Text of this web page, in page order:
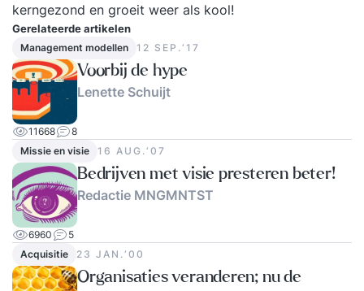
sturen met OKR’s Klaar voor verandering – Leer
de zes essentiële randvoorwaarden die nodig zijn
voor succesvolle verandering Leiderschap tijdens
verandering – Inzicht in het type leiderschap dat
nodig is tijdens veranderingsproces
kerngezond en groeit weer als kool!
Gerelateerde artikelen
Management modellen 12 SEP.‘17
Voorbij de hype
Lenette Schuijt
11668
8
Missie en visie
16 AUG.‘07
Bedrijven met visie presteren beter!
Redactie MNGMNTST
6960
5
Acquisitie
23 JAN.‘00
Organisaties veranderen; nu de